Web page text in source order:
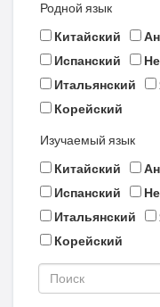
Родной язык
Китайский
Испанский
Итальянский
Корейский
Изучаемый язык
Китайский
Испанский
Итальянский
Корейский